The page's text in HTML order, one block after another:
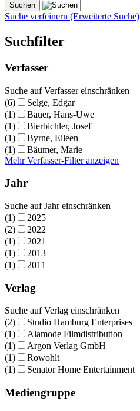
Suche verfeinern (Erweiterte Suche)
Suchfilter
Verfasser
Suche auf Verfasser einschränken
(6)
Selge, Edgar
(1)
Bauer, Hans-Uwe
(1)
Bierbichler, Josef
(1)
Byrne, Eileen
(1)
Bäumer, Marie
Mehr Verfasser-Filter anzeigen
Jahr
Suche auf Jahr einschränken
(1)
2025
(2)
2022
(1)
2021
(1)
2013
(1)
2011
Verlag
Suche auf Verlag einschränken
(2)
Studio Hamburg Enterprises
(1)
Alamode Filmdistribution
(1)
Argon Verlag GmbH
(1)
Rowohlt
(1)
Senator Home Entertainment
Mediengruppe